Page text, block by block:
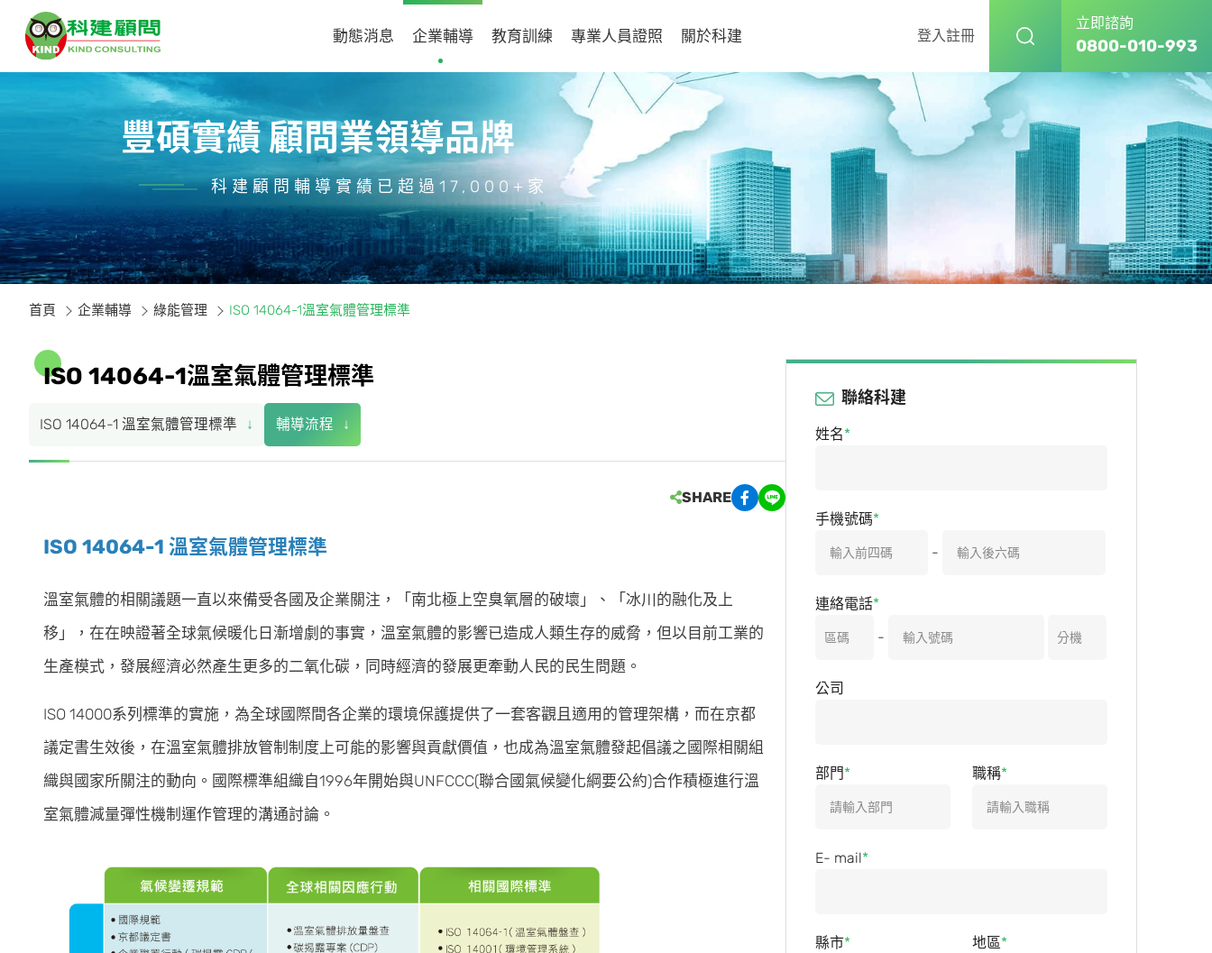
動態消息 企業輔導 教育訓練 專業人員證照 關於科建 登入註冊
立即諮詢
0800-010-993
豐碩實績 顧問業領導品牌
科建顧問輔導實績已超過17,000+家
首頁 企業輔導 綠能管理 ISO 14064-1溫室氣體管理標準
ISO 14064-1溫室氣體管理標準
ISO 14064-1 溫室氣體管理標準 輔導流程
SHARE
ISO 14064-1 溫室氣體管理標準
溫室氣體的相關議題一直以來備受各國及企業關注，「南北極上空臭氧層的破壞」、「冰川的融化及上
移」，在在映證著全球氣候暖化日漸增劇的事實，溫室氣體的影響已造成人類生存的威脅，但以目前工業的
生產模式，發展經濟必然產生更多的二氧化碳，同時經濟的發展更牽動人民的民生問題。
ISO 14000系列標準的實施，為全球國際間各企業的環境保護提供了一套客觀且適用的管理架構，而在京都
議定書生效後，在溫室氣體排放管制制度上可能的影響與貢獻價值，也成為溫室氣體發起倡議之國際相關組
織與國家所關注的動向。國際標準組織自1996年開始與UNFCCC(聯合國氣候變化綱要公約)合作積極進行溫
室氣體減量彈性機制運作管理的溝通討論。
聯絡科建
姓名
手機號碼
-
連絡電話
-
公司
部門 職稱
E- mail
縣市 地區